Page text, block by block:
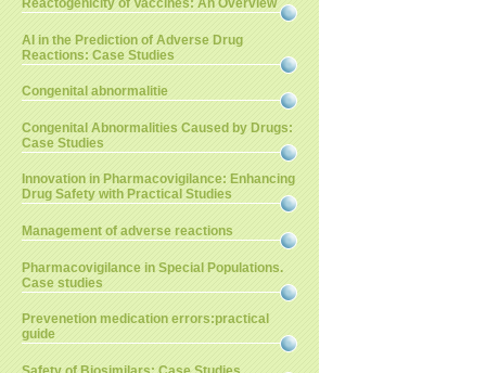
Reactogenicity of Vaccines: An Overview
AI in the Prediction of Adverse Drug
Reactions: Case Studies
Congenital abnormalitie
Congenital Abnormalities Caused by Drugs:
Case Studies
Innovation in Pharmacovigilance: Enhancing
Drug Safety with Practical Studies
Management of adverse reactions
Pharmacovigilance in Special Populations.
Case studies
Prevenetion medication errors:practical
guide